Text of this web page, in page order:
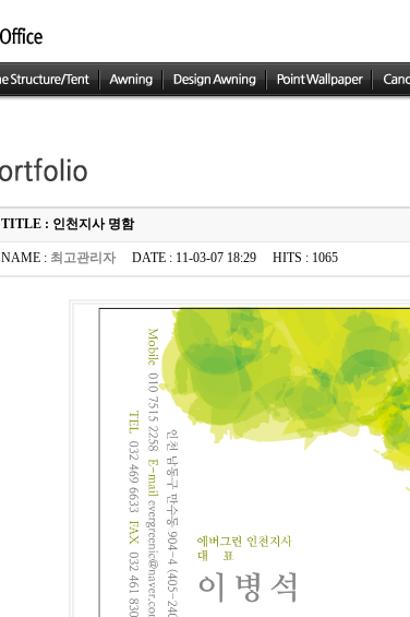
TITLE : 인천지사 명함
NAME : 최고관리자DATE : 11-03-07 18:29 HITS : 1065